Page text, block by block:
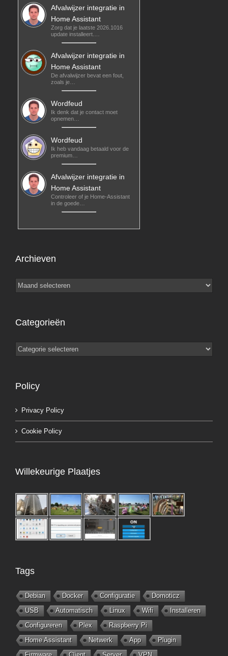
Afvalwijzer integratie in
Home Assistant
Zorg dat je laatste 2026.1016
update installeert.…
Afvalwijzer integratie in
Home Assistant
De afvalwijzer bevat een fout,
zoals je…
Wordfeud
Ik denk dat je contact moet
opnemen…
Wordfeud
Ik heb vandaag betaald voor de
premium…
Afvalwijzer integratie in
Home Assistant
Controleer of je Home-Assistant
in de goede…
Archieven
Archieven
Categorieën
Categorieën
Policy
Privacy Policy
Cookie Policy
Willekeurige Plaatjes
Tags
Debian Docker Configuratie
Domoticz
USB
Automatisch Linux Wifi
Installeren
Configureren
Plex
Raspberry Pi
Home Assistant
Netwerk App
Plugin